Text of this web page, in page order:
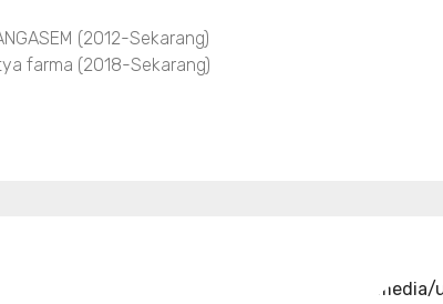
(2012-Sekarang)
farma (2018-Sekarang)
../media/